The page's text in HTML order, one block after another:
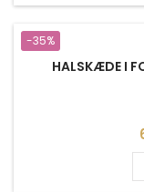
-35%
HALSKÆDE I